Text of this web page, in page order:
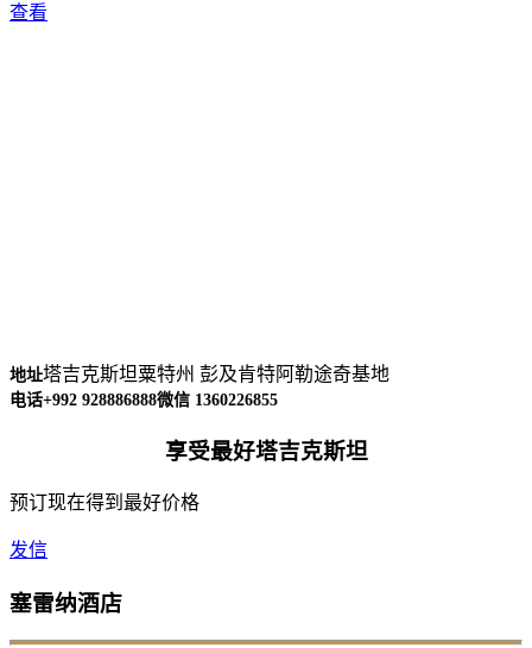
查看
地址塔吉克斯坦粟特州 彭及肯特阿勒途奇基地
电话+992 928886888微信 1360226855
享受最好塔吉克斯坦
预订现在得到最好价格
发信
塞雷纳酒店